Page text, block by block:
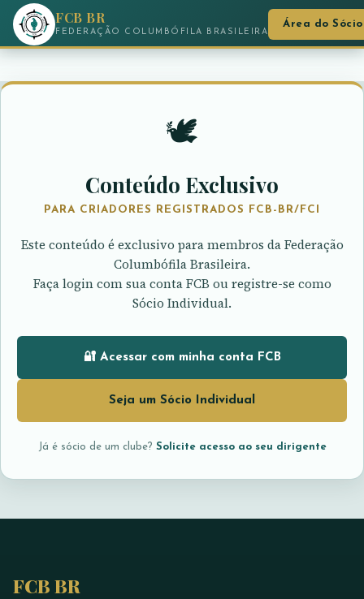
FCB BR
FEDERAÇÃO COLUMBÓFILA BRASILEIRA
Área do Sócio
🕊️
Conteúdo Exclusivo
PARA CRIADORES REGISTRADOS FCB-BR/FCI
Este conteúdo é exclusivo para membros da Federação
Columbófila Brasileira.
Faça login com sua conta FCB ou registre-se como
Sócio Individual.
🔐 Acessar com minha conta FCB
Seja um Sócio Individual
Já é sócio de um clube? Solicite acesso ao seu dirigente
FCB BR